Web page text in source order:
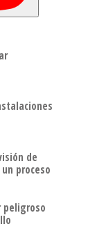
de
proceso
peligroso